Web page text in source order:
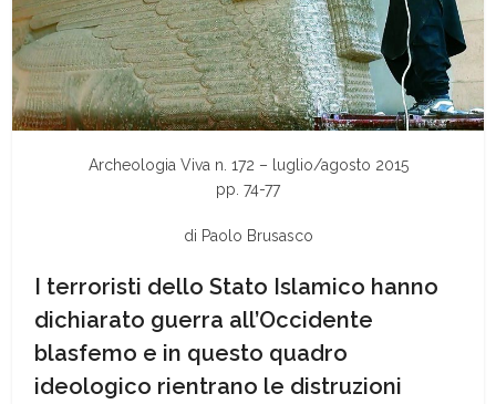
Archeologia Viva n. 172 – luglio/agosto 2015
pp. 74-77
di Paolo Brusasco
I terroristi dello Stato Islamico hanno
dichiarato guerra all’Occidente
blasfemo e in questo quadro
ideologico rientrano le distruzioni